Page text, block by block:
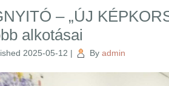
– „ÚJ
alkotásai
2025-05-12 | By admin